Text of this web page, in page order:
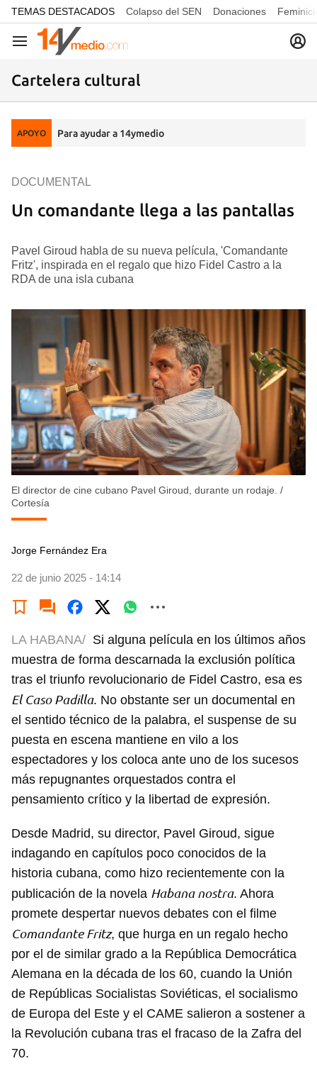
common.go-to-content
TEMAS DESTACADOS Colapso del SEN Donaciones
Navegación
Cartelera cultural
APOYO Para ayudar a 14ymedio
Un comandante llega a las pantallas
DOCUMENTAL
Pavel Giroud habla de su nueva película, 'Comandante
Fritz', inspirada en el regalo que hizo Fidel Castro a la
RDA de una isla cubana
El director de cine cubano Pavel Giroud, durante un rodaje. /
Cortesía
Jorge Fernández Era
22 de junio 2025 - 14:14
LA HABANA/ Si alguna película en los últimos años
muestra de forma descarnada la exclusión política
tras el triunfo revolucionario de Fidel Castro, esa es
El Caso Padilla. No obstante ser un documental en
el sentido técnico de la palabra, el suspense de su
puesta en escena mantiene en vilo a los
espectadores y los coloca ante uno de los sucesos
más repugnantes orquestados contra el
pensamiento crítico y la libertad de expresión.
Desde Madrid, su director, Pavel Giroud, sigue
indagando en capítulos poco conocidos de la
historia cubana, como hizo recientemente con la
publicación de la novela Habana nostra. Ahora
promete despertar nuevos debates con el filme
Comandante Fritz, que hurga en un regalo hecho
por el de similar grado a la República Democrática
Alemana en la década de los 60, cuando la Unión
de Repúblicas Socialistas Soviéticas, el socialismo
de Europa del Este y el CAME salieron a sostener a
la Revolución cubana tras el fracaso de la Zafra del
70.